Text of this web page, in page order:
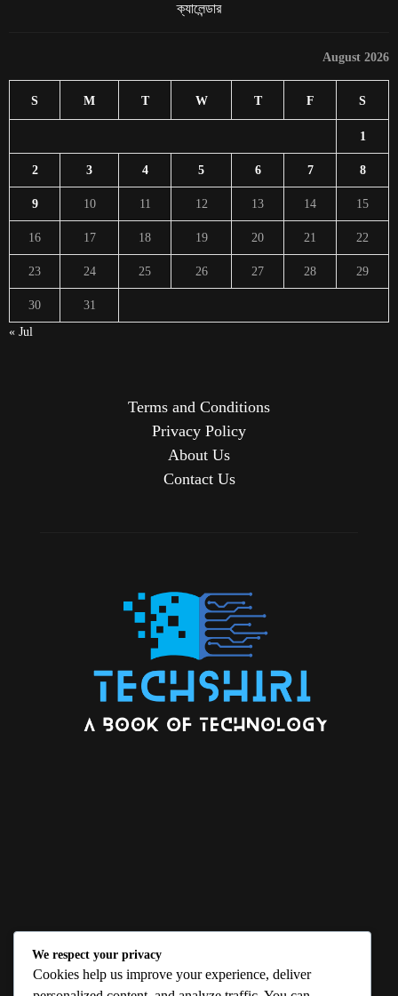
ক্যালেন্ডার
August 2026
S M T W T F S
1
2 3 4 5 6 7 8
9 10 11 12 13 14 15
16 17 18 19 20 21 22
23 24 25 26 27 28 29
30
31
« Jul
Terms and Conditions
Privacy Policy
About Us
Contact Us
ABOUT US
We respect your privacy
Cookies help us improve your experience, deliver